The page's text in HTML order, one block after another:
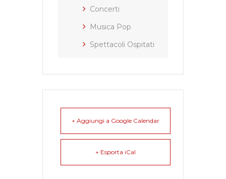
Concerti
Musica Pop
Spettacoli Ospitati
+ Aggiungi a Google Calendar
+ Esporta iCal